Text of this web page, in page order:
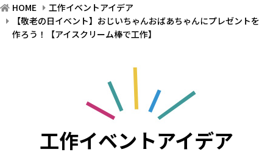
HOME
工作イベントアイデア
【敬老の日イベント】おじいちゃんおばあちゃんにプレゼントを
作ろう！【アイスクリーム棒で工作】
工作イベントアイデア